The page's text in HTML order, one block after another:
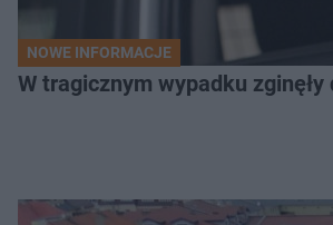
NOWE INFORMACJE
W tragicznym wypadku